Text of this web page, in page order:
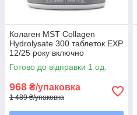
Колаген MST Сollagen
Hydrolysate 300 таблеток EXP
12/25 року включно
Готово до відправки 1 од.
968 ₴/упаковка
1 489 ₴/упаковка